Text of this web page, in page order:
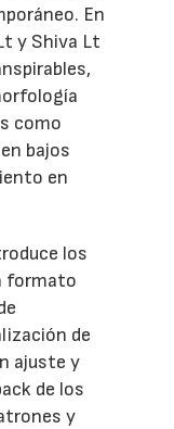
En
y Shiva Lt
como
bajos
en
los
formato
de
ajuste y
de los
y